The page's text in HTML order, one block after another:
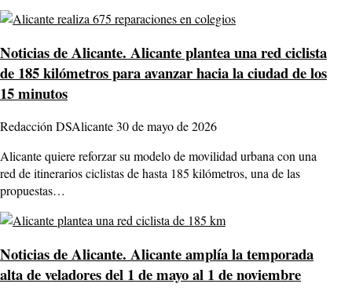
Noticias de Alicante. Alicante plantea una red ciclista
de 185 kilómetros para avanzar hacia la ciudad de los
15 minutos
Redacción DSAlicante30 de mayo de 2026
Alicante quiere reforzar su modelo de movilidad urbana con una
red de itinerarios ciclistas de hasta 185 kilómetros, una de las
propuestas…
Noticias de Alicante. Alicante amplía la temporada
alta de veladores del 1 de mayo al 1 de noviembre